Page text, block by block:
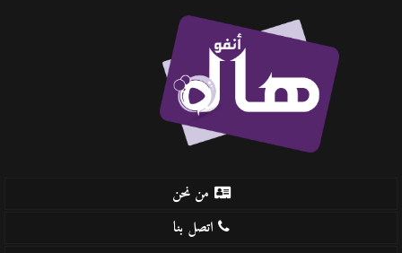
من نحن
اتصل بنا